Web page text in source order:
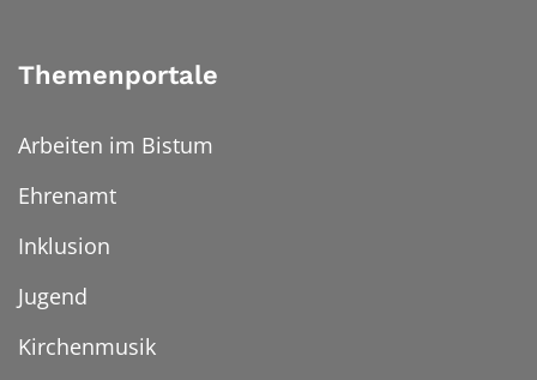
Themenportale
Arbeiten im Bistum
Ehrenamt
Inklusion
Jugend
Kirchenmusik